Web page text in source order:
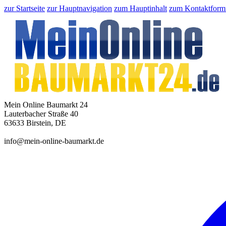
zur Startseite zur Hauptnavigation zum Hauptinhalt zum
Mein Online Baumarkt 24
Lauterbacher Straße 40
63633 Birstein, DE
info@mein-online-baumarkt.de